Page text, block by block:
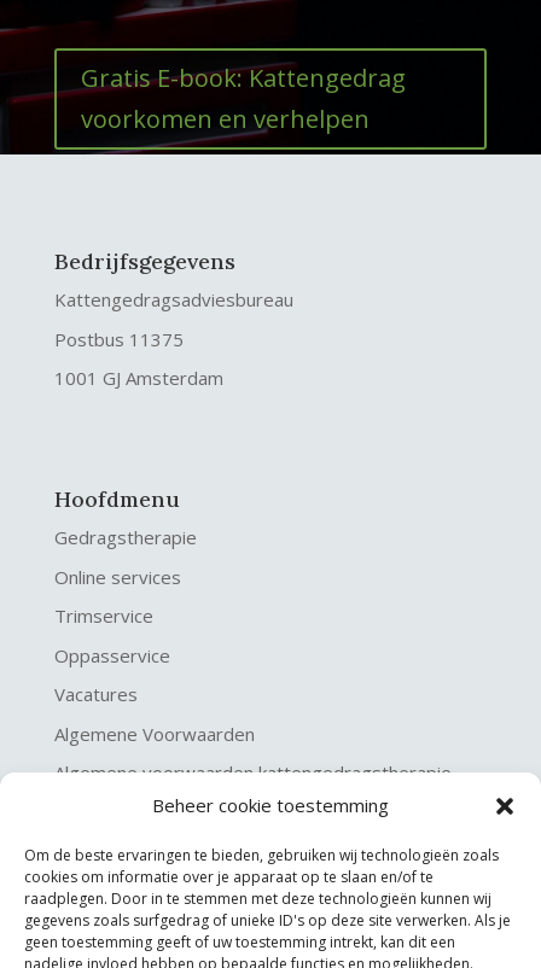
Beheer cookie toestemming
Om de beste ervaringen te bieden, gebruiken wij technologieën zoals
cookies om informatie over je apparaat op te slaan en/of te
raadplegen. Door in te stemmen met deze technologieën kunnen wij
gegevens zoals surfgedrag of unieke ID's op deze site verwerken. Als je
geen toestemming geeft of uw toestemming intrekt, kan dit een
nadelige invloed hebben op bepaalde functies en mogelijkheden.
Gratis E-book: Kattengedrag
voorkomen en verhelpen
Bedrijfsgegevens
Kattengedragsadviesbureau
Postbus 11375
1001 GJ Amsterdam
Hoofdmenu
Gedragstherapie
Online services
Trimservice
Oppasservice
Vacatures
Algemene Voorwaarden
Algemene voorwaarden kattengedragstherapie
Privacy verklaring
Disclaimer & Copyright